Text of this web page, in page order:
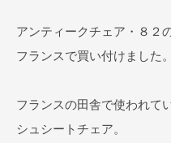
アンティークチェア・８２
フランスで買い付けました。
フランスの田舎で使われて
シュシートチェア。